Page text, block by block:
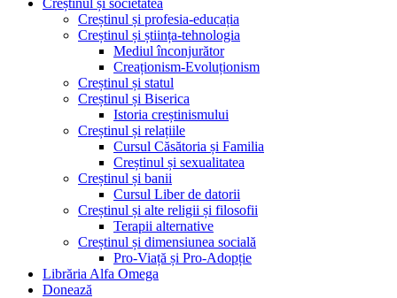
Creștinul și societatea
Creștinul și profesia-educația
Creștinul și știința-tehnologia
Mediul înconjurător
Creaționism-Evoluționism
Creștinul și statul
Creștinul și Biserica
Istoria creștinismului
Creștinul și relațiile
Cursul Căsătoria și Familia
Creștinul și sexualitatea
Creștinul și banii
Cursul Liber de datorii
Creștinul și alte religii și filosofii
Terapii alternative
Creștinul și dimensiunea socială
Pro-Viață și Pro-Adopție
Librăria Alfa Omega
Donează